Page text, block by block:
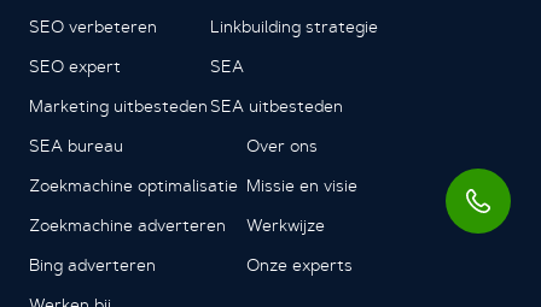
SEO verbeteren
SEO expert
Marketing uitbesteden
Linkbuilding strategie
SEA
SEA uitbesteden
SEA bureau
Zoekmachine optimalisatie
Zoekmachine adverteren
Bing adverteren
Over ons
Missie en visie
Werkwijze
Onze experts